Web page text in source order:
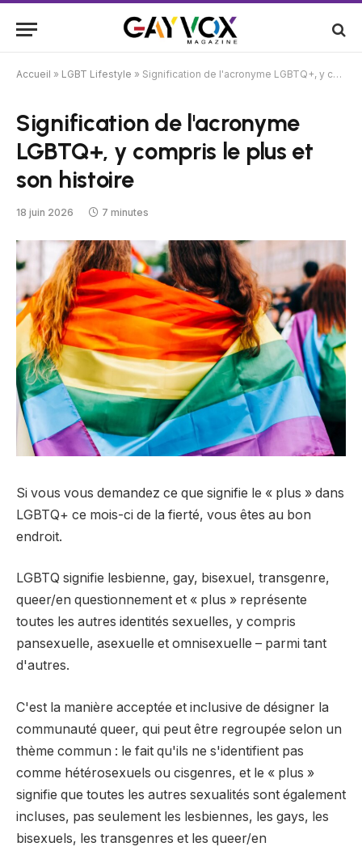
Accueil » LGBT Lifestyle » Signification de l'acronyme LGBTQ+, y compris le plus et son histoire
Signification de l'acronyme
LGBTQ+, y compris le plus et
son histoire
18 juin 2026 7 minutes
Si vous vous demandez ce que signifie le « plus » dans
LGBTQ+ ce mois-ci de la fierté, vous êtes au bon
endroit.
LGBTQ signifie lesbienne, gay, bisexuel, transgenre,
queer/en questionnement et « plus » représente
toutes les autres identités sexuelles, y compris
pansexuelle, asexuelle et omnisexuelle – parmi tant
d'autres.
C'est la manière acceptée et inclusive de désigner la
communauté queer, qui peut être regroupée selon un
thème commun : le fait qu'ils ne s'identifient pas
comme hétérosexuels ou cisgenres, et le « plus »
signifie que toutes les autres sexualités sont également
incluses, pas seulement les lesbiennes, les gays, les
bisexuels, les transgenres et les queer/en